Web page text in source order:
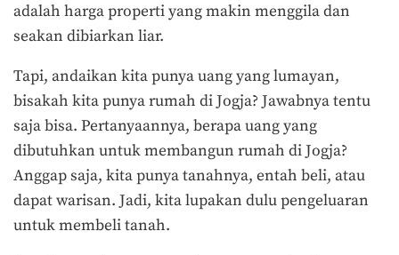
adalah harga properti yang makin menggila dan
seakan dibiarkan liar.
Tapi, andaikan kita punya uang yang lumayan,
bisakah kita punya rumah di Jogja? Jawabnya tentu
saja bisa. Pertanyaannya, berapa uang yang
dibutuhkan untuk membangun rumah di Jogja?
Anggap saja, kita punya tanahnya, entah beli, atau
dapat warisan. Jadi, kita lupakan dulu pengeluaran
untuk membeli tanah.